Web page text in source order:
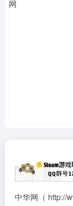
中华网（ http://